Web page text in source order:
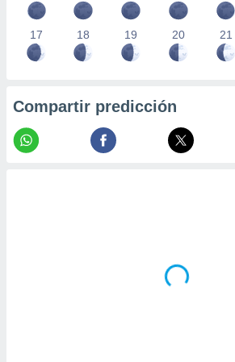
17 18 19 20 21
Compartir predicción